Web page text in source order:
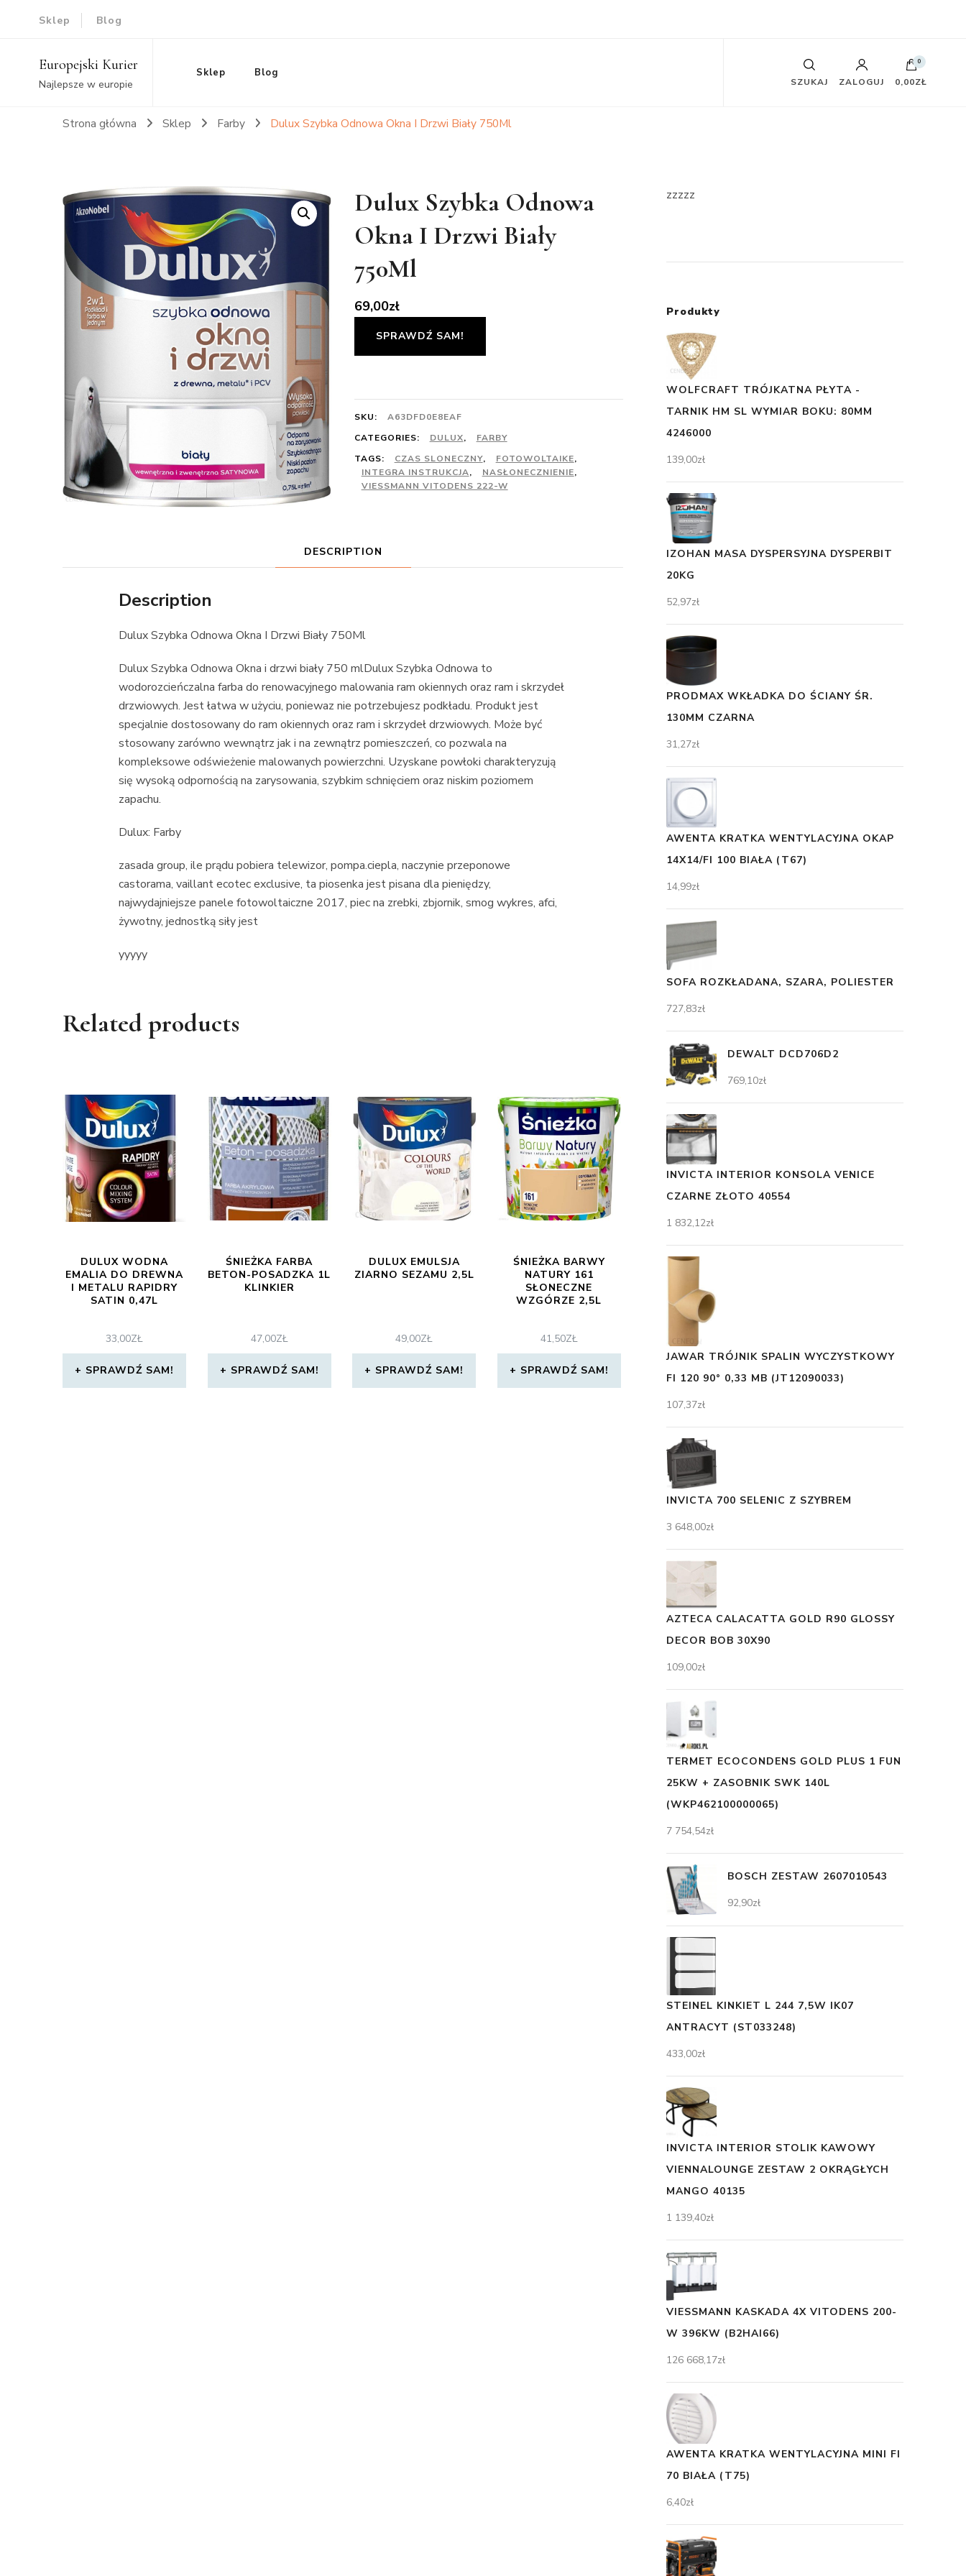
Sklep Blog
Europejski Kurier
Najlepsze w europie
Sklep Blog
SZUKAJ ZALOGUJ
0
0,00ZŁ
Strona główna Sklep Farby Dulux Szybka Odnowa Okna I Drzwi Biały 750Ml
Dulux Szybka Odnowa
Okna I Drzwi Biały
750Ml
69,00zł
SPRAWDŹ SAM!
SKU:
A63DFD0E8EAF
CATEGORIES:
DULUX,
FARBY
TAGS:
CZAS SLONECZNY, FOTOWOLTAIKE,
INTEGRA INSTRUKCJA, NASŁONECZNIENIE,
VIESSMANN VITODENS 222-W
DESCRIPTION
Description
Dulux Szybka Odnowa Okna I Drzwi Biały 750Ml
Dulux Szybka Odnowa Okna i drzwi biały 750 mlDulux Szybka Odnowa to
wodorozcieńczalna farba do renowacyjnego malowania ram okiennych oraz ram i skrzydeł
drzwiowych. Jest łatwa w użyciu, poniewaz nie potrzebujesz podkładu. Produkt jest
specjalnie dostosowany do ram okiennych oraz ram i skrzydeł drzwiowych. Może być
stosowany zarówno wewnątrz jak i na zewnątrz pomieszczeń, co pozwala na
kompleksowe odświeżenie malowanych powierzchni. Uzyskane powłoki charakteryzują
się wysoką odpornością na zarysowania, szybkim schnięciem oraz niskim poziomem
zapachu.
Dulux: Farby
zasada group, ile prądu pobiera telewizor, pompa.ciepla, naczynie przeponowe
castorama, vaillant ecotec exclusive, ta piosenka jest pisana dla pieniędzy,
najwydajniejsze panele fotowoltaiczne 2017, piec na zrebki, zbjornik, smog wykres, afci,
żywotny, jednostką siły jest
yyyyy
Related products
DULUX WODNA
EMALIA DO DREWNA
I METALU RAPIDRY
SATIN 0,47L
33,00ZŁ
SPRAWDŹ SAM!
ŚNIEŻKA FARBA
BETON-POSADZKA 1L
KLINKIER
47,00ZŁ
SPRAWDŹ SAM!
DULUX EMULSJA
ZIARNO SEZAMU 2,5L
49,00ZŁ
SPRAWDŹ SAM!
ŚNIEŻKA BARWY
NATURY 161
SŁONECZNE
WZGÓRZE 2,5L
41,50ZŁ
SPRAWDŹ SAM!
zzzzz
Produkty
WOLFCRAFT TRÓJKATNA PŁYTA -
TARNIK HM SL WYMIAR BOKU: 80MM
4246000
139,00zł
IZOHAN MASA DYSPERSYJNA DYSPERBIT
20KG
52,97zł
PRODMAX WKŁADKA DO ŚCIANY ŚR.
130MM CZARNA
31,27zł
AWENTA KRATKA WENTYLACYJNA OKAP
14X14/FI 100 BIAŁA (T67)
14,99zł
SOFA ROZKŁADANA, SZARA, POLIESTER
727,83zł
DEWALT DCD706D2
769,10zł
INVICTA INTERIOR KONSOLA VENICE
CZARNE ZŁOTO 40554
1 832,12zł
JAWAR TRÓJNIK SPALIN WYCZYSTKOWY
FI 120 90° 0,33 MB (JT12090033)
107,37zł
INVICTA 700 SELENIC Z SZYBREM
3 648,00zł
AZTECA CALACATTA GOLD R90 GLOSSY
DECOR BOB 30X90
109,00zł
TERMET ECOCONDENS GOLD PLUS 1 FUN
25KW + ZASOBNIK SWK 140L
(WKP462100000065)
7 754,54zł
BOSCH ZESTAW 2607010543
92,90zł
STEINEL KINKIET L 244 7,5W IK07
ANTRACYT (ST033248)
433,00zł
INVICTA INTERIOR STOLIK KAWOWY
VIENNALOUNGE ZESTAW 2 OKRĄGŁYCH
MANGO 40135
1 139,40zł
VIESSMANN KASKADA 4X VITODENS 200-
W 396KW (B2HAI66)
126 668,17zł
AWENTA KRATKA WENTYLACYJNA MINI FI
70 BIAŁA (T75)
6,40zł